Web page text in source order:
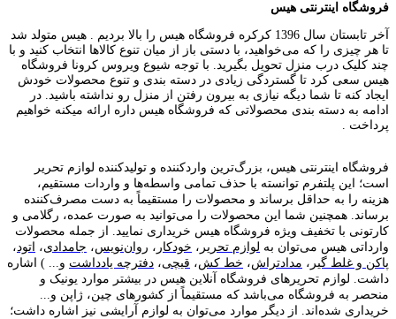
فروشگاه اینترنتی هیس
آخر تابستان سال 1396 کرکره فروشگاه هیس را بالا بردیم . هیس متولد شد
تا هر چیزی را که می‌خواهید، با دستی باز از میان تنوع کالاها انتخاب کنید و با
چند کلیک درب منزل تحویل بگیرید. با توجه شیوع ویروس کرونا فروشگاه
هیس سعی کرد تا گستردگی زیادی در دسته بندی و تنوع محصولات خودش
ایجاد کنه تا شما دیگه نیازی به بیرون رفتن از منزل رو نداشته باشید. در
ادامه به دسته بندی محصولاتی که فروشگاه هیس داره ارائه میکنه خواهیم
پرداخت .
فروشگاه اینترنتی هیس، بزرگ‌ترین وارد‌کننده و تولید‌کننده لوازم تحریر
است؛ این پلتفرم توانسته با حذف تمامی واسطه‌ها و واردات مستقیم،
هزینه را به حداقل برساند و محصولات را مستقیماً به دست مصرف‌کننده
برساند. همچنین شما این محصولات را می‌توانید به صورت عمده، رگلامی و
کارتونی با تخفیف ویژه فروشگاه هیس خریداری نمایید. از جمله محصولات
وارداتی هیس می‌توان به لوازم تحریر ، خودکار ، روان‌نویس، جامدادی، اتود،
پاکن و غلط گیر ، مدادتراش، خط کش، قیچی، دفترچه یادداشت و... ) اشاره
داشت. لوازم تحریر‌های فروشگاه آنلاین هیس در بیشتر موارد یونیک و
منحصر به فروشگاه می‌باشد که مستقیماً از کشور‌های چین، ژاپن و...
خریداری شده‌اند. از دیگر موارد می‌توان به لوازم آرایشی نیز اشاره داشت؛